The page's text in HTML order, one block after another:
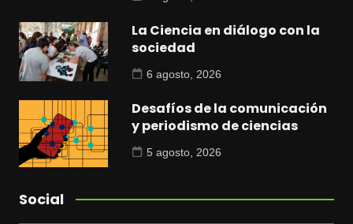
La Ciencia en diálogo con la
sociedad
6 agosto, 2026
Desafíos de la comunicación
y periodismo de ciencias
5 agosto, 2026
Social